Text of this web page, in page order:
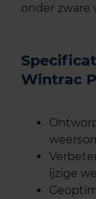
onder zware
Wintrac
ijzige